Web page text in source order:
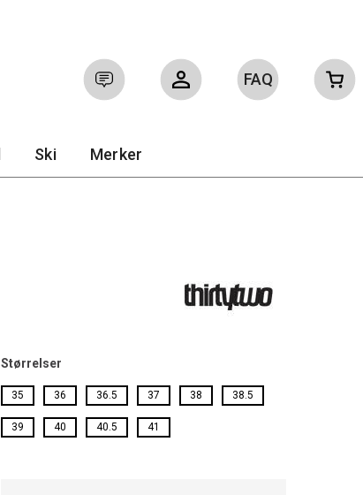
FAQ
Ski Merker
Størrelser
35 36 36.5 37 38 38.5
39 40 40.5 41